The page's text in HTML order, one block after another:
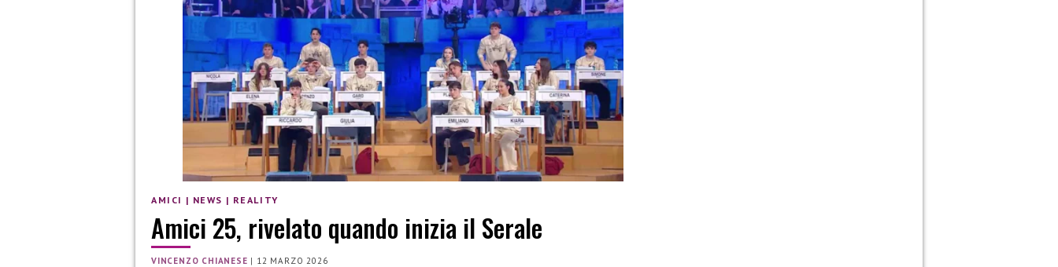
AMICI | NEWS | REALITY
Amici 25, rivelato quando inizia il Serale
VINCENZO CHIANESE | 12 MARZO 2026